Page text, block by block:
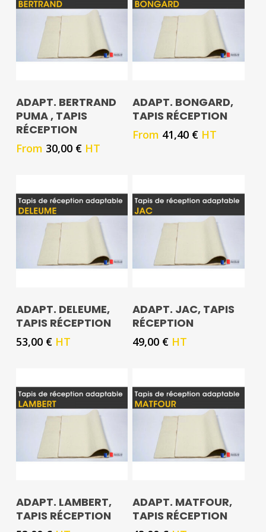
ADAPT. BERTRAND
PUMA , TAPIS
RÉCEPTION
From 30,00 € HT
ADAPT. BONGARD,
TAPIS RÉCEPTION
From 41,40 € HT
ADAPT. DELEUME,
TAPIS RÉCEPTION
53,00 € HT
ADAPT. JAC, TAPIS
RÉCEPTION
49,00 € HT
ADAPT. LAMBERT,
TAPIS RÉCEPTION
ADAPT. MATFOUR,
TAPIS RÉCEPTION